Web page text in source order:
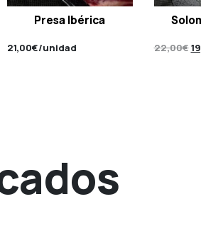
Presa Ibérica
21,00€/unidad 22,00€El